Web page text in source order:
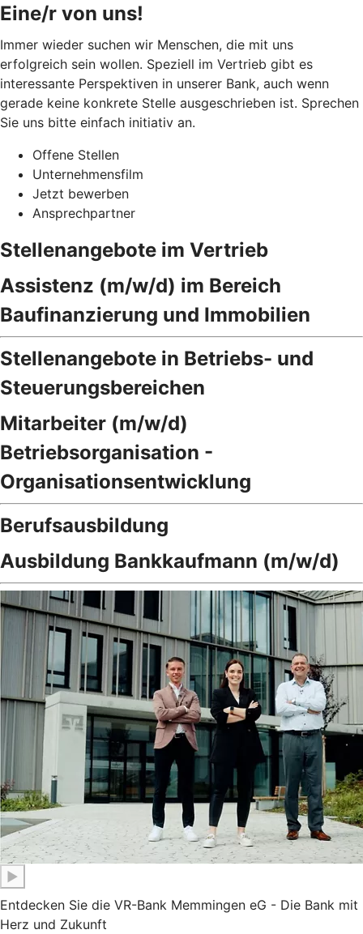
Eine/r von uns!
Immer wieder suchen wir Menschen, die mit uns
erfolgreich sein wollen. Speziell im Vertrieb gibt es
interessante Perspektiven in unserer Bank, auch wenn
gerade keine konkrete Stelle ausgeschrieben ist. Sprechen
Sie uns bitte einfach initiativ an.
Offene Stellen
Unternehmensfilm
Jetzt bewerben
Ansprechpartner
Stellenangebote im Vertrieb
Assistenz (m/w/d) im Bereich
Baufinanzierung und Immobilien
Stellenangebote in Betriebs- und
Steuerungsbereichen
Mitarbeiter (m/w/d)
Betriebsorganisation -
Organisationsentwicklung
Berufsausbildung
Ausbildung Bankkaufmann (m/w/d)
▶
Entdecken Sie die VR-Bank Memmingen eG - Die Bank mit
Herz und Zukunft